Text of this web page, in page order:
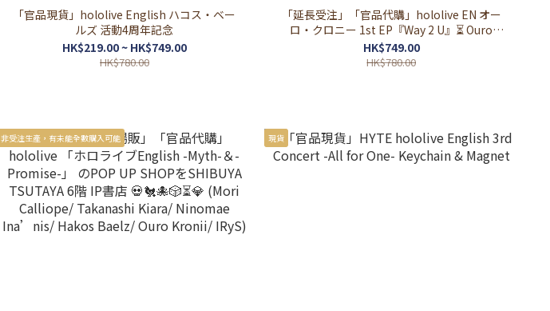
「官品現貨」hololive English ハコス・ベー
ルズ 活動4周年記念
HK$219.00 ~ HK$749.00
HK$780.00
「延長受注」「官品代購」hololive EN オー
ロ・クロニー 1st EP『Way 2 U』⏳ Ouro
Kronii
HK$749.00
HK$780.00
非受注生產，有未能全數購入可能 現貨